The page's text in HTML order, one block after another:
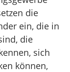
die
ein, die in
die
sich
können,